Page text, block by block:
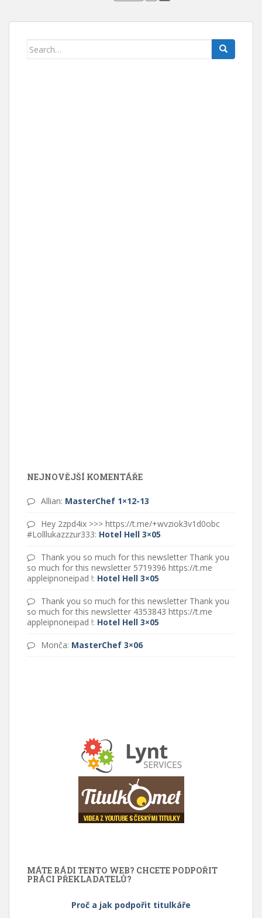
Search for:
NEJNOVĚJŠÍ KOMENTÁŘE
Allian: MasterChef 1×12-13
Hey 2zpd4ix >>> https://t.me/+wvziok3v1d0obc
#Lolllukazzzur333: Hotel Hell 3×05
Thank you so much for this newsletter Thank you
so much for this newsletter 5719396 https://t.me
appleipnoneipad !: Hotel Hell 3×05
Thank you so much for this newsletter Thank you
so much for this newsletter 4353843 https://t.me
appleipnoneipad !: Hotel Hell 3×05
Monča: MasterChef 3×06
MÁTE RÁDI TENTO WEB? CHCETE PODPOŘIT
PRÁCI PŘEKLADATELŮ?
Proč a jak podpořit titulkáře